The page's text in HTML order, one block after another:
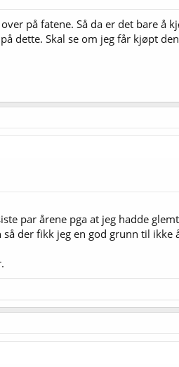
på fatene. Så da er det bare å
dette. Skal se om jeg får kjøpt
par årene pga at jeg hadde
der fikk jeg en god grunn til ikke